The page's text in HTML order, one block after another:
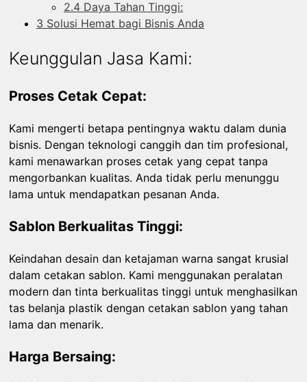
2.4 Daya Tahan Tinggi:
3 Solusi Hemat bagi Bisnis Anda
Keunggulan Jasa Kami:
Proses Cetak Cepat:
Kami mengerti betapa pentingnya waktu dalam dunia
bisnis. Dengan teknologi canggih dan tim profesional,
kami menawarkan proses cetak yang cepat tanpa
mengorbankan kualitas. Anda tidak perlu menunggu
lama untuk mendapatkan pesanan Anda.
Sablon Berkualitas Tinggi:
Keindahan desain dan ketajaman warna sangat krusial
dalam cetakan sablon. Kami menggunakan peralatan
modern dan tinta berkualitas tinggi untuk menghasilkan
tas belanja plastik dengan cetakan sablon yang tahan
lama dan menarik.
Harga Bersaing: